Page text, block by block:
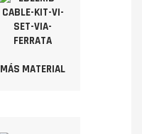
MÁS MATERIAL